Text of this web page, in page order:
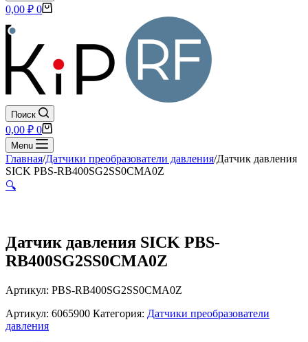
Корзина
0,00 ₽ 0
Поиск
Корзина
0,00 ₽ 0
Menu
Главная/Датчики преобразователи давления/Датчик давления
SICK PBS-RB400SG2SS0CMA0Z
🔍
Датчик давления SICK PBS-
RB400SG2SS0CMA0Z
Артикул: PBS-RB400SG2SS0CMA0Z
Артикул: 6065900 Категория: Датчики преобразователи
давления